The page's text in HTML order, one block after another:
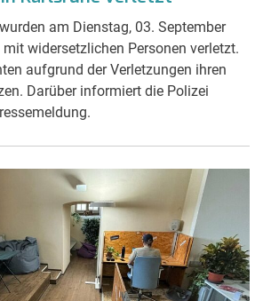
am Dienstag, 03. September
widersetzlichen Personen verletzt.
aufgrund der Verletzungen ihren
Darüber informiert die Polizei